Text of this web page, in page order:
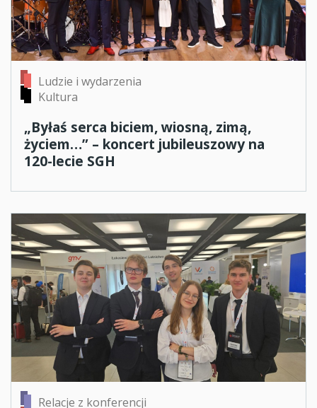
Ludzie i wydarzenia
Kultura
„Byłaś serca biciem, wiosną, zimą,
życiem…” – koncert jubileuszowy na
120-lecie SGH
Relacje z konferencji